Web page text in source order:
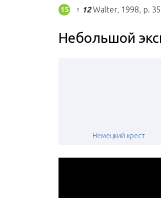
↑ 12Walter, 1998, p.
Небольшой
Немецкий крест